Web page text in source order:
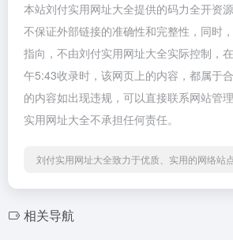
本站刘付实用网址大全提供的码力全开资
不保证外部链接的准确性和完整性，同时
指向，不由刘付实用网址大全实际控制，
午5:43收录时，该网页上的内容，都属于
的内容如出现违规，可以直接联系网站管
实用网址大全不承担任何责任。
刘付实用网址大全致力于优质、实用的网络站
相关导航